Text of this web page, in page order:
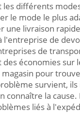
les différents
le mode le plus
une livraison
l'entreprise de
de
économies sur
pour
survient,
connaître la cause.
liés à